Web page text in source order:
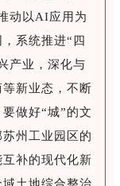
动以AI应用为
系统推进“四
产业，深化与
新业态，不断
做好“城”的文
州工业园区的
补的现代化新